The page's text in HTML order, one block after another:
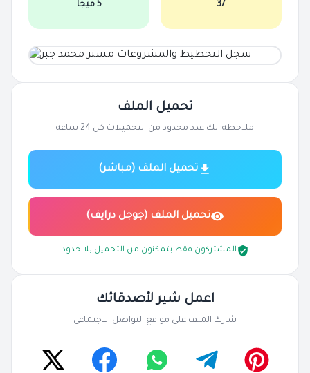
37 5 ميجا
تحميل الملف
ملاحظة: لك عدد محدود من التحميلات كل 24 ساعة
تحميل الملف (مباشر)
تحميل الملف (جوجل درايف)
المشتركون فقط يتمكنون من التحميل بلا حدود
اعمل شير لأصدقائك
شارك الملف على مواقع التواصل الاجتماعي